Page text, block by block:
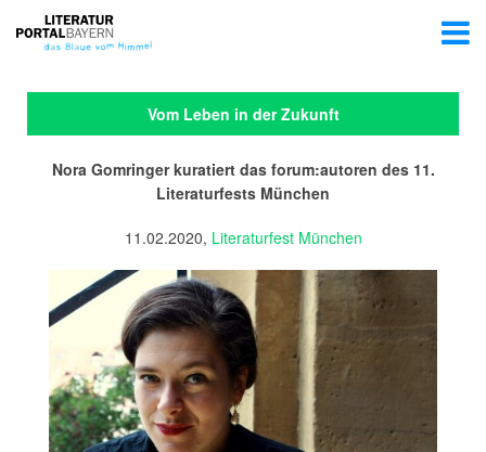
Vom Leben in der Zukunft
Nora Gomringer kuratiert das forum:autoren des 11.
Literaturfests München
11.02.2020, Literaturfest München